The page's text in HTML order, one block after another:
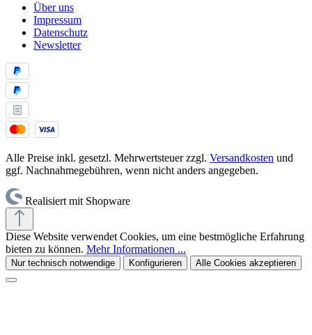
Über uns
Impressum
Datenschutz
Newsletter
Alle Preise inkl. gesetzl. Mehrwertsteuer zzgl. Versandkosten und
ggf. Nachnahmegebühren, wenn nicht anders angegeben.
Realisiert mit Shopware
Diese Website verwendet Cookies, um eine bestmögliche Erfahrung
bieten zu können. Mehr Informationen ...
Nur technisch notwendige Konfigurieren Alle Cookies akzeptieren